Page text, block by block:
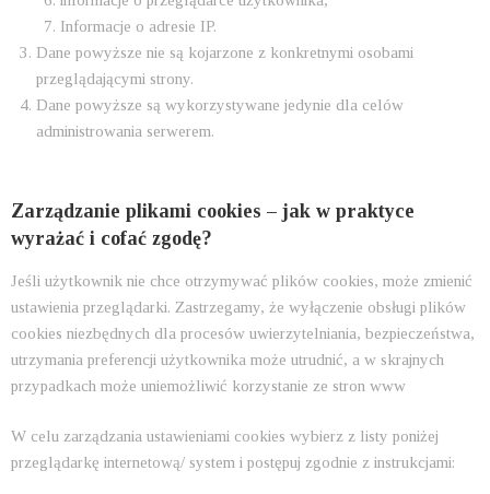
Informacje o adresie IP.
Dane powyższe nie są kojarzone z konkretnymi osobami
przeglądającymi strony.
Dane powyższe są wykorzystywane jedynie dla celów
administrowania serwerem.
Zarządzanie plikami cookies – jak w praktyce
wyrażać i cofać zgodę?
Jeśli użytkownik nie chce otrzymywać plików cookies, może zmienić
ustawienia przeglądarki. Zastrzegamy, że wyłączenie obsługi plików
cookies niezbędnych dla procesów uwierzytelniania, bezpieczeństwa,
utrzymania preferencji użytkownika może utrudnić, a w skrajnych
przypadkach może uniemożliwić korzystanie ze stron www
W celu zarządzania ustawieniami cookies wybierz z listy poniżej
przeglądarkę internetową/ system i postępuj zgodnie z instrukcjami: